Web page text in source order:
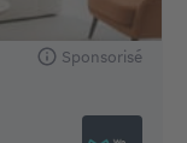
Sponsorisé